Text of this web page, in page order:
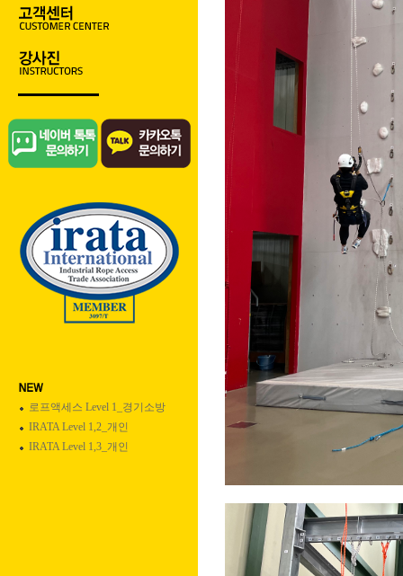
로프액세스 Level 1_경기소방
IRATA Level 1,2_개인
IRATA Level 1,3_개인